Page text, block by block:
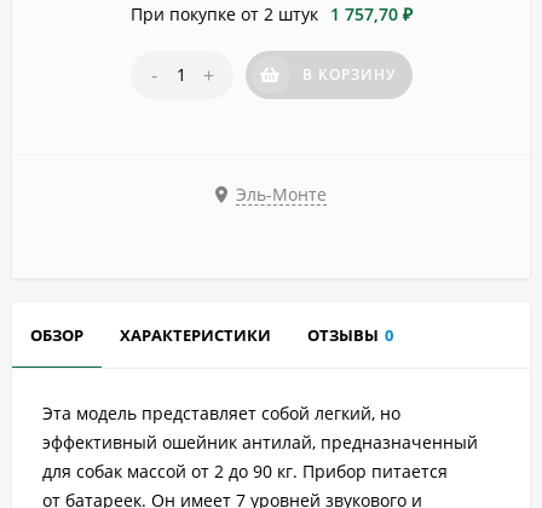
При покупке от 2 штук 1 757,70 ₽
- + В КОРЗИНУ
Эль-Монте
ОБЗОР ХАРАКТЕРИСТИКИ ОТЗЫВЫ 0
Эта модель представляет собой легкий, но
эффективный ошейник антилай, предназначенный
для собак массой от 2 до 90 кг. Прибор питается
от батареек. Он имеет 7 уровней звукового и